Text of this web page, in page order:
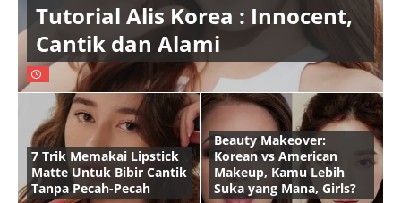
Tutorial Alis Korea : Innocent,
Cantik dan Alami
7 Trik Memakai Lipstick
Matte Untuk Bibir Cantik
Tanpa Pecah-Pecah
Beauty Makeover:
Korean vs American
Makeup, Kamu Lebih
Suka yang Mana, Girls?